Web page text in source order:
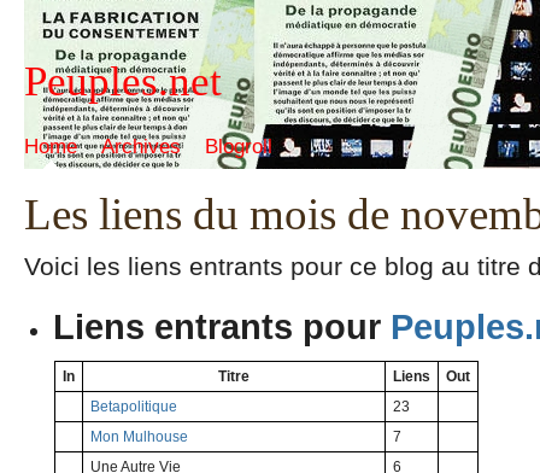
Peuples.net
Home Archives Blogroll
Les liens du mois de
Voici les liens entrants pour ce blog au titre
Liens entrants pour
In Titre Liens
Out
Betapolitique
23
Mon Mulhouse
7
Une Autre Vie
6